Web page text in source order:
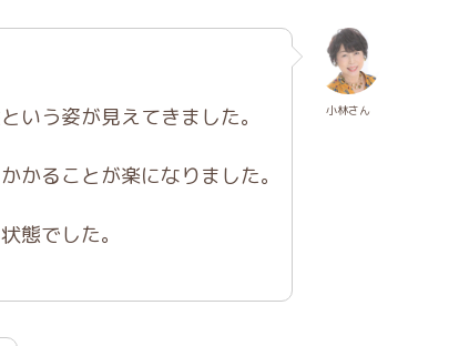
小林さん
いう姿が見えてきました。
かることが楽になりました。
態でした。